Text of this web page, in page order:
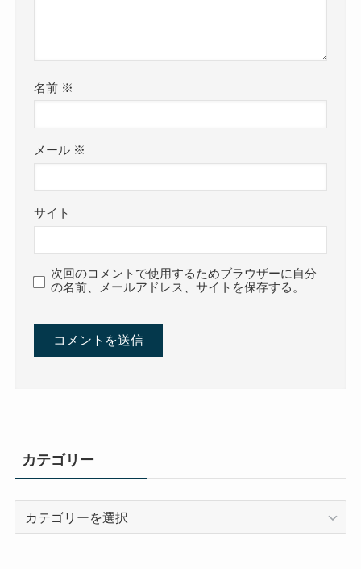
名前 ※
メール ※
サイト
次回のコメントで使用するためブラウザーに自分
の名前、メールアドレス、サイトを保存する。
カテゴリー